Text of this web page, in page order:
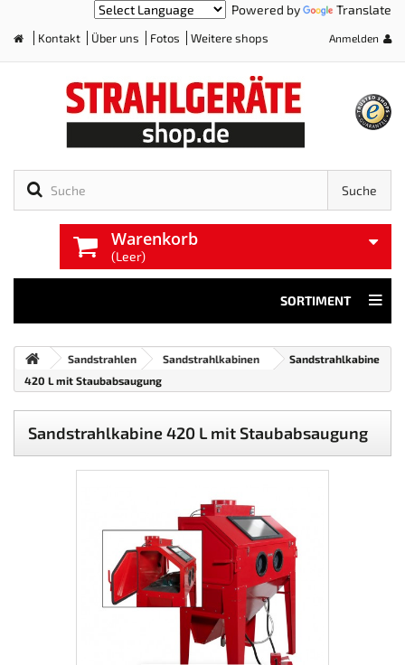
Powered by Translate
Kontakt Über uns Fotos Weitere shops Anmelden
Suche
Warenkorb
(Leer)
SORTIMENT
Sandstrahlen Sandstrahlkabinen
Sandstrahlkabine
420 L mit Staubabsaugung
Sandstrahlkabine 420 L mit Staubabsaugung